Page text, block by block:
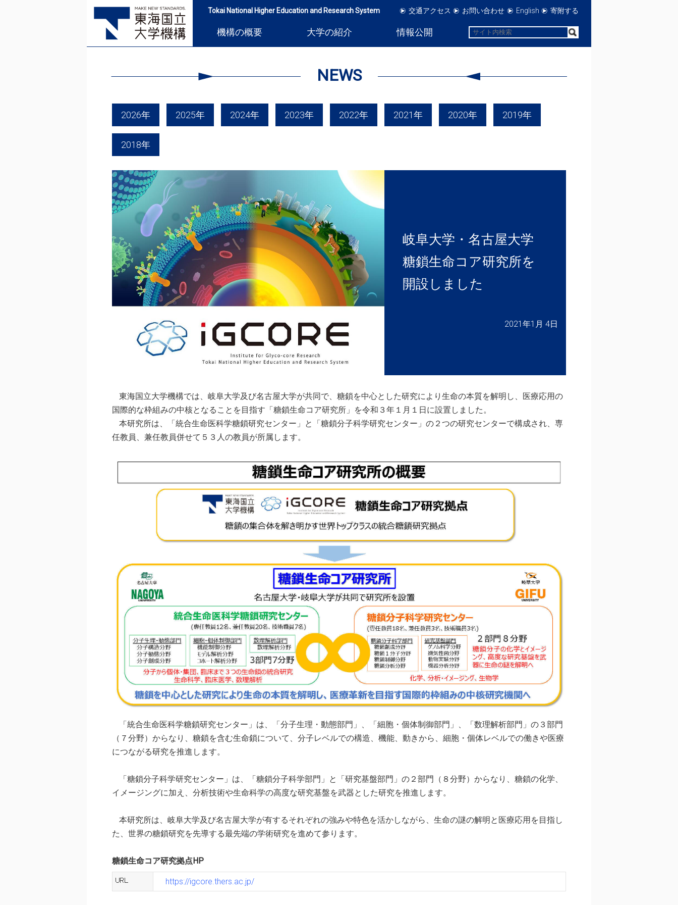
Tokai National Higher Education and Research System 交通アクセス お問い合わせ English 寄附する
機構の概要 大学の紹介 情報公開
NEWS
2026年 2025年 2024年 2023年 2022年 2021年 2020年 2019年
2018年
岐阜大学・名古屋大学
糖鎖生命コア研究所を
開設しました
2021年1月 4日
東海国立大学機構では、岐阜大学及び名古屋大学が共同で、糖鎖を中心とした研究により生命の本質を解明し、医療応用の
国際的な枠組みの中核となることを目指す「糖鎖生命コア研究所」を令和３年１月１日に設置しました。
本研究所は、「統合生命医科学糖鎖研究センター」と「糖鎖分子科学研究センター」の２つの研究センターで構成され、専
任教員、兼任教員併せて５３人の教員が所属します。
「統合生命医科学糖鎖研究センター」は、「分子生理・動態部門」、「細胞・個体制御部門」、「数理解析部門」の３部門
（７分野）からなり、糖鎖を含む生命鎖について、分子レベルでの構造、機能、動きから、細胞・個体レベルでの働きや医療
につながる研究を推進します。
「糖鎖分子科学研究センター」は、「糖鎖分子科学部門」と「研究基盤部門」の２部門（８分野）からなり、糖鎖の化学、
イメージングに加え、分析技術や生命科学の高度な研究基盤を武器とした研究を推進します。
本研究所は、岐阜大学及び名古屋大学が有するそれぞれの強みや特色を活かしながら、生命の謎の解明と医療応用を目指し
た、世界の糖鎖研究を先導する最先端の学術研究を進めて参ります。
糖鎖生命コア研究拠点HP
https://igcore.thers.ac.jp/